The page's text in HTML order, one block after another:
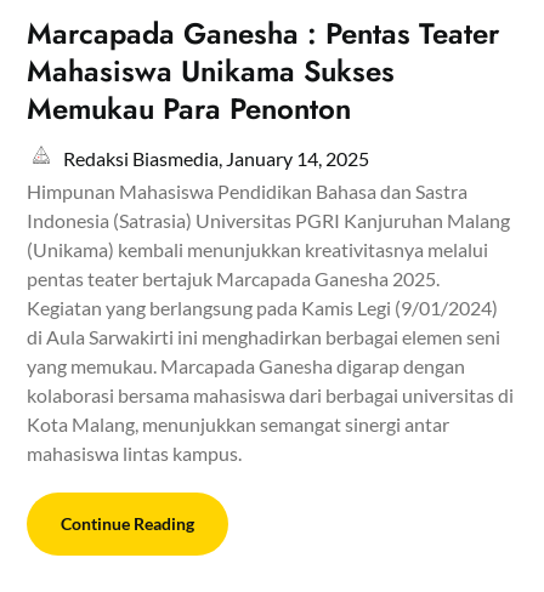
Marcapada Ganesha : Pentas Teater
Mahasiswa Unikama Sukses
Memukau Para Penonton
Redaksi Biasmedia, January 14, 2025
Himpunan Mahasiswa Pendidikan Bahasa dan Sastra
Indonesia (Satrasia) Universitas PGRI Kanjuruhan Malang
(Unikama) kembali menunjukkan kreativitasnya melalui
pentas teater bertajuk Marcapada Ganesha 2025.
Kegiatan yang berlangsung pada Kamis Legi (9/01/2024)
di Aula Sarwakirti ini menghadirkan berbagai elemen seni
yang memukau. Marcapada Ganesha digarap dengan
kolaborasi bersama mahasiswa dari berbagai universitas di
Kota Malang, menunjukkan semangat sinergi antar
mahasiswa lintas kampus.
Continue Reading